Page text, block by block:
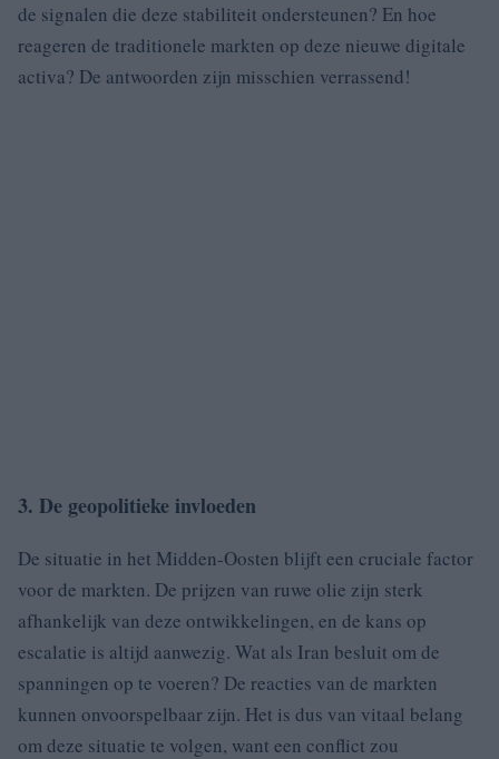
de signalen die deze stabiliteit ondersteunen? En hoe
reageren de traditionele markten op deze nieuwe digitale
activa? De antwoorden zijn misschien verrassend!
3. De geopolitieke invloeden
De situatie in het Midden-Oosten blijft een cruciale factor
voor de markten. De prijzen van ruwe olie zijn sterk
afhankelijk van deze ontwikkelingen, en de kans op
escalatie is altijd aanwezig. Wat als Iran besluit om de
spanningen op te voeren? De reacties van de markten
kunnen onvoorspelbaar zijn. Het is dus van vitaal belang
om deze situatie te volgen, want een conflict zou